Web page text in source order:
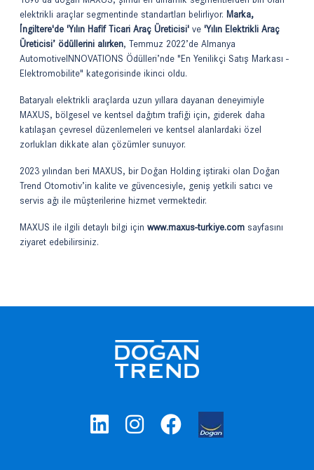
elektrikli araçlar segmentinde standartları belirliyor. Marka,
İngiltere'de 'Yılın Hafif Ticari Araç Üreticisi' ve 'Yılın Elektrikli Araç
Üreticisi’ ödüllerini alırken, Temmuz 2022’de Almanya
AutomotiveINNOVATIONS Ödülleri’nde "En Yenilikçi Satış Markası -
Elektromobilite" kategorisinde ikinci oldu.
Bataryalı elektrikli araçlarda uzun yıllara dayanan deneyimiyle
MAXUS, bölgesel ve kentsel dağıtım trafiği için, giderek daha
katılaşan çevresel düzenlemeleri ve kentsel alanlardaki özel
zorlukları dikkate alan çözümler sunuyor.
2023 yılından beri MAXUS, bir Doğan Holding iştiraki olan Doğan
Trend Otomotiv’in kalite ve güvencesiyle, geniş yetkili satıcı ve
servis ağı ile müşterilerine hizmet vermektedir.
MAXUS ile ilgili detaylı bilgi için www.maxus-turkiye.com sayfasını
ziyaret edebilirsiniz.